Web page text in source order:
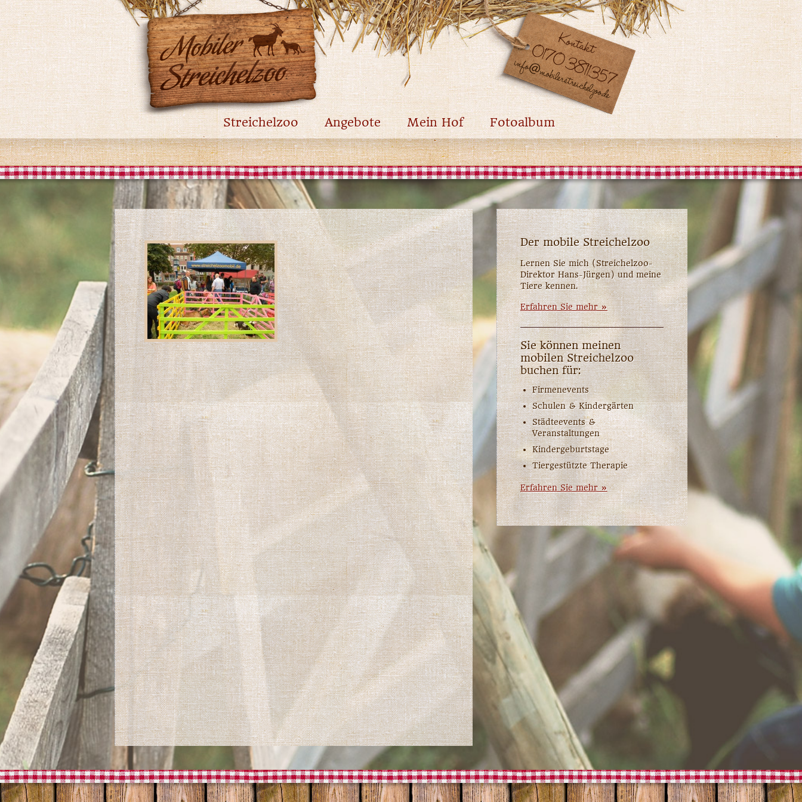
Streichelzoo Angebote Mein Hof Fotoalbum
Der mobile Streichelzoo
Lernen Sie mich (Streichelzoo-
Direktor Hans-Jürgen) und meine
Tiere kennen.
Erfahren Sie mehr »
Sie können meinen
mobilen Streichelzoo
buchen für:
Firmenevents
Schulen & Kindergärten
Städteevents &
Veranstaltungen
Kindergeburtstage
Tiergestützte Therapie
Erfahren Sie mehr »